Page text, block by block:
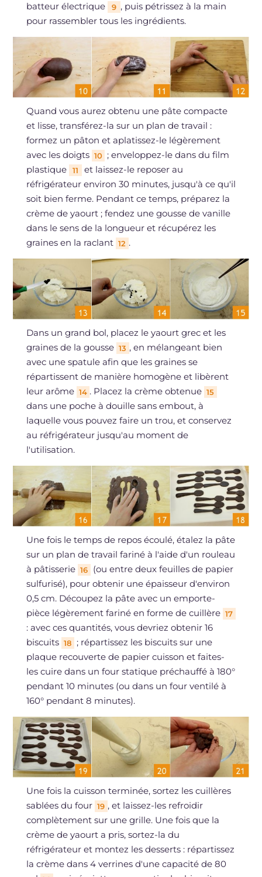
batteur électrique
9 , puis pétrissez à la main
pour rassembler tous les ingrédients.
Quand vous aurez obtenu une pâte compacte
et lisse, transférez-la sur un plan de travail :
formez un pâton et aplatissez-le légèrement
avec les doigts 10 ; enveloppez-le dans du film
plastique
11
et laissez-le reposer au
réfrigérateur environ 30 minutes, jusqu'à ce qu'il
soit bien ferme. Pendant ce temps, préparez la
crème de yaourt ; fendez une gousse de vanille
dans le sens de la longueur et récupérez les
graines en la raclant 12 .
Dans un grand bol, placez le yaourt grec et les
graines de la gousse 13 , en mélangeant bien
avec une spatule afin que les graines se
répartissent de manière homogène et libèrent
leur arôme 14 . Placez la crème obtenue 15
dans une poche à douille sans embout, à
laquelle vous pouvez faire un trou, et conservez
au réfrigérateur jusqu'au moment de
l'utilisation.
Une fois le temps de repos écoulé, étalez la pâte
sur un plan de travail fariné à l'aide d'un rouleau
à pâtisserie 16
(ou entre deux feuilles de papier
sulfurisé), pour obtenir une épaisseur d'environ
0,5 cm. Découpez la pâte avec un emporte-
pièce légèrement fariné en forme de cuillère 17
: avec ces quantités, vous devriez obtenir 16
biscuits 18
; répartissez les biscuits sur une
plaque recouverte de papier cuisson et faites-
les cuire dans un four statique préchauffé à 180°
pendant 10 minutes (ou dans un four ventilé à
160° pendant 8 minutes).
Une fois la cuisson terminée, sortez les cuillères
sablées du four 19 , et laissez-les refroidir
complètement sur une grille. Une fois que la
crème de yaourt a pris, sortez-la du
réfrigérateur et montez les desserts : répartissez
la crème dans 4 verrines d'une capacité de 80